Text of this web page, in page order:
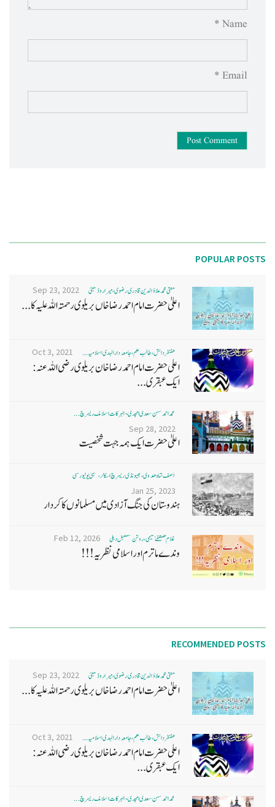
Name *
Email *
Post Comment
POPULAR POSTS
مفتی محمد علاؤ الدین قادری رضوی ، میرا روڈ ممبئی Sep 23, 2022
اعلیٰ حضرت امام احمد رضا خاں بر یلو ی رحمتہ اللہ علیہ کا...
غضنفر دانش، طالب علم، جامعہ دارالہدی اسلامیہ ... Oct 3, 2021
اعلی حضرت امام احمد رضا خان بریلوی رضی اللہ عنہ:
ایک عبقری...
محمد احمد حسن سعدی امجدی - البرکات اسلامک ریسرچ ...
Sep 28, 2022
اعلیٰ حضرت ایک ہمہ جہت شخصیت
آصف شاہ ھدوی، بھیونڈی ریسرچ اسکالر، ممبئی یونیورسٹی
Jan 25, 2023
ہندوستان کی جنگ آزادی میں مسلمانوں کا کردار
غلام مصطفےٰ نعیمی، روشن مستقبل دہلی Feb 12, 2026
وندے ماترم اور اسلامی نظریہ!!!
RECOMMENDED POSTS
مفتی محمد علاؤ الدین قادری رضوی ، میرا روڈ ممبئی Sep 23, 2022
اعلیٰ حضرت امام احمد رضا خاں بر یلو ی رحمتہ اللہ علیہ کا...
غضنفر دانش، طالب علم، جامعہ دارالہدی اسلامیہ ... Oct 3, 2021
اعلی حضرت امام احمد رضا خان بریلوی رضی اللہ عنہ:
ایک عبقری...
محمد احمد حسن سعدی امجدی - البرکات اسلامک ریسرچ ...